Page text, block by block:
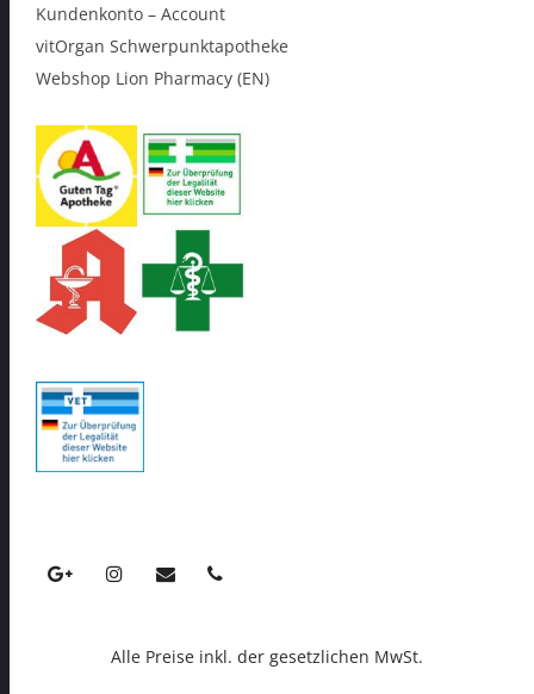
Kundenkonto – Account
vitOrgan Schwerpunktapotheke
Webshop Lion Pharmacy (EN)
Alle Preise inkl. der gesetzlichen MwSt.